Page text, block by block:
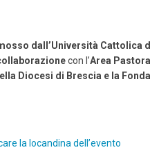
dall’Università Cattolica
con l’Area
Diocesi di Brescia e la
la locandina dell’evento